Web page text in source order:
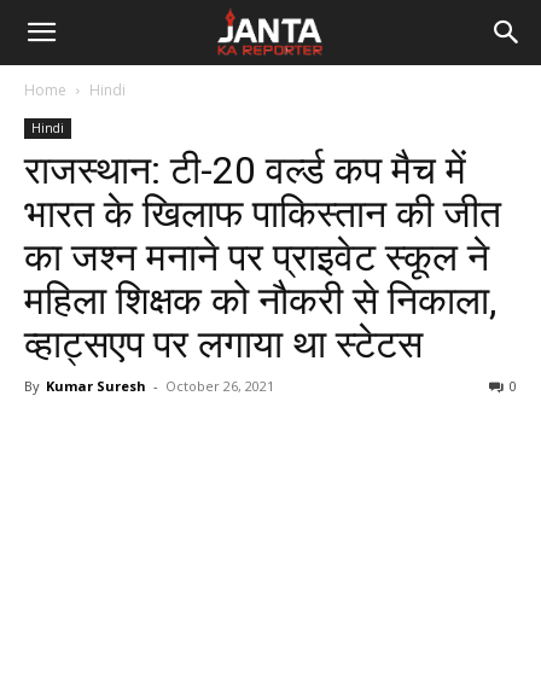
Janta
Reporter
Home Hindi
Hindi
राजस्थान: टी-20 वर्ल्ड कप मैच में
भारत के खिलाफ पाकिस्तान की जीत
का जश्न मनाने पर प्राइवेट स्कूल ने
महिला शिक्षक को नौकरी से निकाला,
व्हाट्सएप पर लगाया था स्टेटस
By Kumar Suresh - October 26, 2021 0